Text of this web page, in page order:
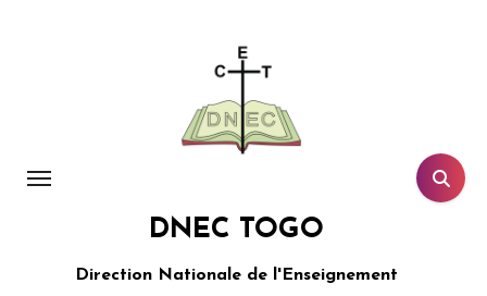
DNEC TOGO
Direction Nationale de l'Enseignement